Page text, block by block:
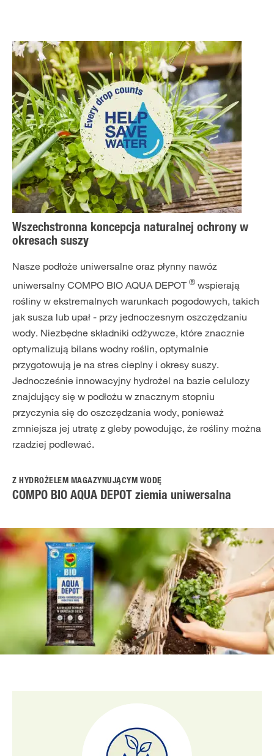
Wszechstronna koncepcja naturalnej ochrony w
okresach suszy
Nasze podłoże uniwersalne oraz płynny nawóz
uniwersalny COMPO BIO AQUA DEPOT® wspierają
rośliny w ekstremalnych warunkach pogodowych, takich
jak susza lub upał - przy jednoczesnym oszczędzaniu
wody. Niezbędne składniki odżywcze, które znacznie
optymalizują bilans wodny roślin, optymalnie
przygotowują je na stres cieplny i okresy suszy.
Jednocześnie innowacyjny hydrożel na bazie celulozy
znajdujący się w podłożu w znacznym stopniu
przyczynia się do oszczędzania wody, ponieważ
zmniejsza jej utratę z gleby powodując, że rośliny można
rzadziej podlewać.
Z HYDROŻELEM MAGAZYNUJĄCYM WODĘ
COMPO BIO AQUA DEPOT ziemia uniwersalna